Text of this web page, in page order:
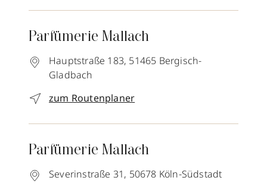
Parfümerie Mallach
Hauptstraße 183, 51465 Bergisch-
Gladbach
zum Routenplaner
Parfümerie Mallach
Severinstraße 31, 50678 Köln-Südstadt